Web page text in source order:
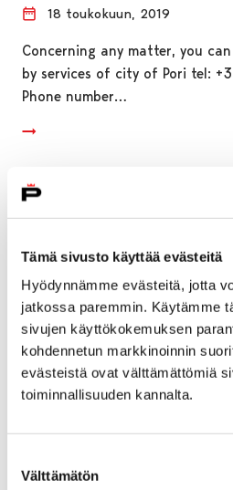
Tämä sivusto käyttää evästeitä
Hyödynnämme evästeitä, jotta
jatkossa paremmin. Käytämme
sivujen käyttökokemuksen
kohdennetun markkinoinnin
evästeistä ovat välttämättömiä
toiminnallisuuden kannalta.
valinta
Välttämätön
18 toukokuun, 2019
Concerning any matter, you
by services of city of Pori tel:
Phone number…
Sampolan asukastupa
17 toukokuun, 2019